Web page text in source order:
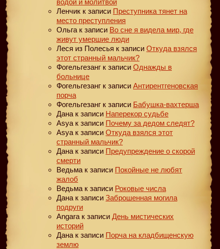
Ленчик к записи Преступника тянет на
место преступления
Ольга к записи Во сне я видела мир, где
живут умершие люди
Леся из Полесья к записи Откуда взялся
этот странный мальчик?
Фогельгезанг к записи Однажды в
больнице
Фогельгезанг к записи Антирентгеновская
порча
Фогельгезанг к записи Бабушка-вахтерша
Дана к записи Наперекор судьбе
Asya к записи Почему за дедом следят?
Asya к записи Откуда взялся этот
странный мальчик?
Дана к записи Предупреждение о скорой
смерти
Ведьма к записи Покойные не любят
жалоб
Ведьма к записи Роковые числа
Дана к записи Заброшенная могила
подруги
Angara к записи День мистических
историй
Дана к записи Порча на кладбищенскую
землю